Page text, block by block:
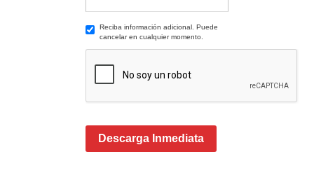
Reciba información adicional. Puede
cancelar en cualquier momento.
Descarga Inmediata